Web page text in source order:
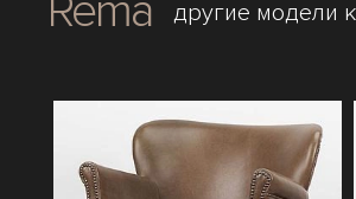
другие модели